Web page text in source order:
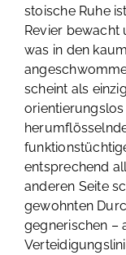
stoische Ruhe
Revier bewacht
was in den
scheint als
entsprechend
anderen Seite
gewohnten
gegnerischen –